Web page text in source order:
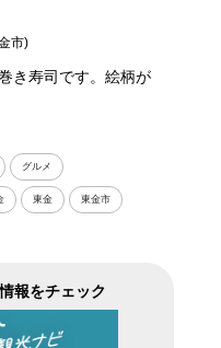
市)
き寿司です。絵柄が
グルメ
東金 東金市
報をチェック